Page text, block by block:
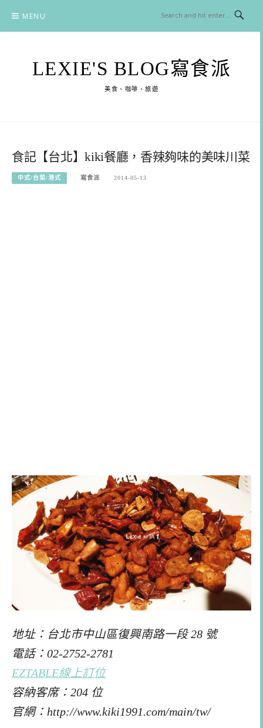
content
MENU
LEXIE'S BLOG寫食派
美食、咖啡、旅遊
食記【台北】kiki餐廳，香辣夠味的美味川菜
中式/台菜/港式 寫食派 2014-05-13
地址：台北市中山區復興南路一段 28 號
電話：02-2752-2781
EZTABLE線上訂位
容納客席：204 位
官網：http://www.kiki1991.com/main/tw/